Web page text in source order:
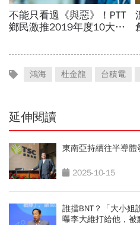
鴻海 杜金龍 台積電
延伸閱讀
東南亞持續往半導
2025-10-15
誰擋BNT？「大小
曝李大維打給他，被